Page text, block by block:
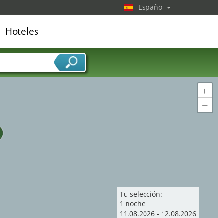
+
−
Tu selección:
1 noche
11 .08.2026 - 12.08.2026
Español
Hoteles
de servicios